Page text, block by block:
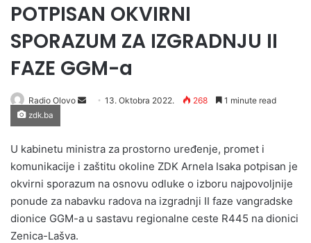
POTPISAN OKVIRNI
SPORAZUM ZA IZGRADNJU II
FAZE GGM-a
Radio Olovo
Send13. Oktobra 2022. 268 1 minute read
zdk.ba
U kabinetu ministra za prostorno uređenje, promet i
komunikacije i zaštitu okoline ZDK Arnela Isaka potpisan je
okvirni sporazum na osnovu odluke o izboru najpovoljnije
ponude za nabavku radova na izgradnji II faze vangradske
dionice GGM-a u sastavu regionalne ceste R445 na dionici
Zenica-Lašva.